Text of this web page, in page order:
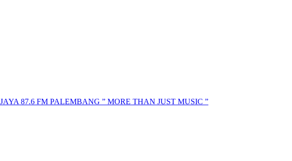
87.6 FM PALEMBANG ” MORE THAN JUST MUSIC ”